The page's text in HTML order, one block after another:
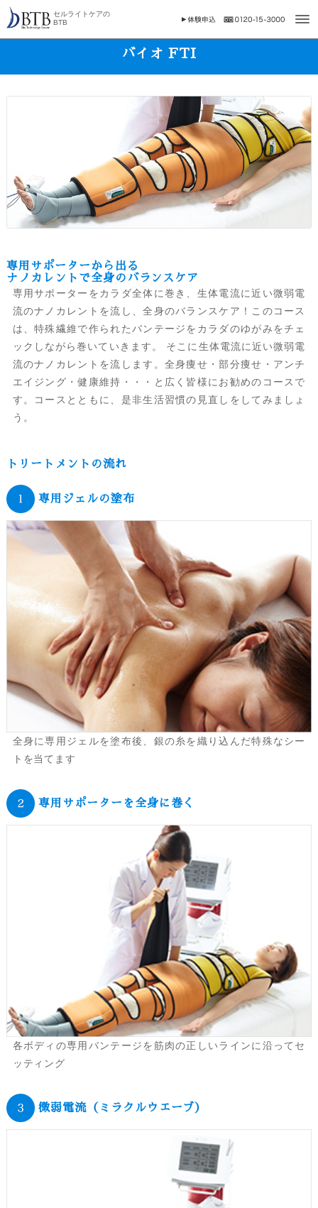
セルライトケアの
BTB
バイオ FTI
専用サポーターから出る
ナノカレントで全身のバランスケア
専用サポーターをカラダ全体に巻き、生体電流に近い微弱電
流のナノカレントを流し、全身のバランスケア！このコース
は、特殊繊維で作られたバンテージをカラダのゆがみをチェ
ックしながら巻いていきます。 そこに生体電流に近い微弱電
流のナノカレントを流します。全身痩せ・部分痩せ・アンチ
エイジング・健康維持・・・と広く皆様にお勧めのコースで
す。コースとともに、是非生活習慣の見直しをしてみましょ
う。
トリートメントの流れ
専用ジェルの塗布
全身に専用ジェルを塗布後、銀の糸を織り込んだ特殊なシー
トを当てます
専用サポーターを全身に巻く
各ボディの専用バンテージを筋肉の正しいラインに沿ってセ
ッティング
微弱電流（ミラクルウエーブ）